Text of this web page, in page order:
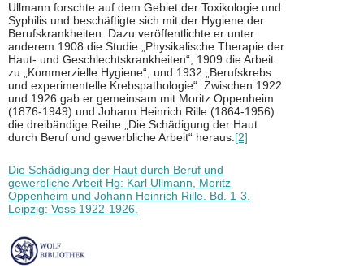
Ullmann forschte auf dem Gebiet der Toxikologie und
Syphilis und beschäftigte sich mit der Hygiene der
Berufskrankheiten. Dazu veröffentlichte er unter
anderem 1908 die Studie „Physikalische Therapie der
Haut- und Geschlechtskrankheiten“, 1909 die Arbeit
zu „Kommerzielle Hygiene“, und 1932 „Berufskrebs
und experimentelle Krebspathologie“. Zwischen 1922
und 1926 gab er gemeinsam mit Moritz Oppenheim
(1876-1949) und Johann Heinrich Rille (1864-1956)
die dreibändige Reihe „Die Schädigung der Haut
durch Beruf und gewerbliche Arbeit“ heraus.[2]
Die Schädigung der Haut durch Beruf und
gewerbliche Arbeit Hg: Karl Ullmann, Moritz
Oppenheim und Johann Heinrich Rille. Bd. 1-3.
Leipzig: Voss 1922-1926.